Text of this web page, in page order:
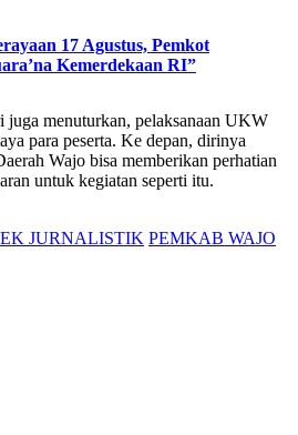
17 Agustus, Pemkot
Kemerdekaan RI”
menuturkan, pelaksanaan UKW
para peserta. Ke depan, dirinya
Wajo bisa memberikan perhatian
untuk kegiatan seperti itu.
JURNALISTIK PEMKAB WAJO